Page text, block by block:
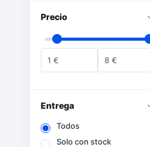
Precio
1 € 8 €
Entrega
Todos
Solo con stock